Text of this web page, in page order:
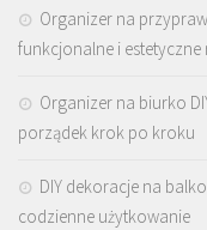
Organizer na
funkcjonalne i
Organizer na biurko
porządek krok po kroku
DIY dekoracje na
codzienne użytkowanie